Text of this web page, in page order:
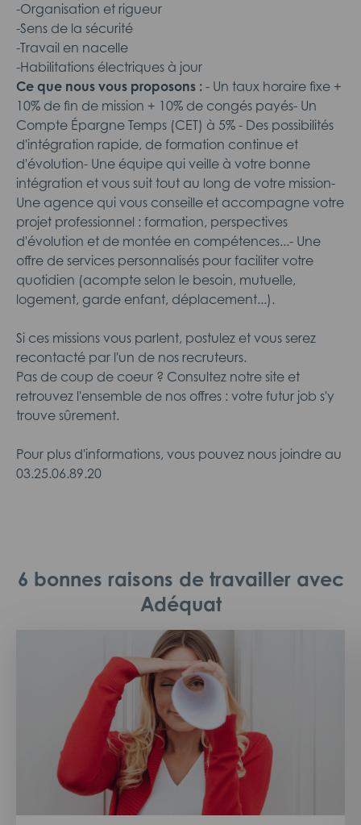
-Organisation et rigueur
-Sens de la sécurité
-Travail en nacelle
-Habilitations électriques à jour
Ce que nous vous proposons : - Un taux horaire fixe +
10% de fin de mission + 10% de congés payés- Un
Compte Épargne Temps (CET) à 5% - Des possibilités
d'intégration rapide, de formation continue et
d'évolution- Une équipe qui veille à votre bonne
intégration et vous suit tout au long de votre mission-
Une agence qui vous conseille et accompagne votre
projet professionnel : formation, perspectives
d'évolution et de montée en compétences...- Une
offre de services personnalisés pour faciliter votre
quotidien (acompte selon le besoin, mutuelle,
logement, garde enfant, déplacement...).
Si ces missions vous parlent, postulez et vous serez
recontacté par l'un de nos recruteurs.
Pas de coup de coeur ? Consultez notre site et
retrouvez l'ensemble de nos offres : votre futur job s'y
trouve sûrement.
Pour plus d'informations, vous pouvez nous joindre au
03.25.06.89.20
6 bonnes raisons de travailler avec
Adéquat